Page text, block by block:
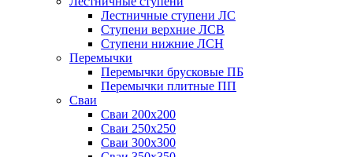
Лестничные ступени ЛС
Ступени верхние ЛСВ
Ступени нижние ЛСН
Перемычки
Перемычки брусковые ПБ
Перемычки плитные ПП
Сваи
Сваи 200х200
Сваи 250х250
Сваи 300х300